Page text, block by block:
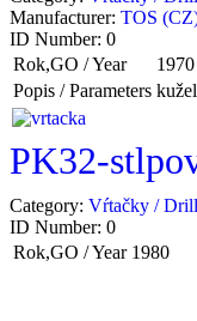
Manufacturer: TOS
ID Number: 0
Rok,GO / Year
1970
Popis / Parameters
PK32-
Category: Vŕtačky /
ID Number: 0
Rok,GO / Year 1980